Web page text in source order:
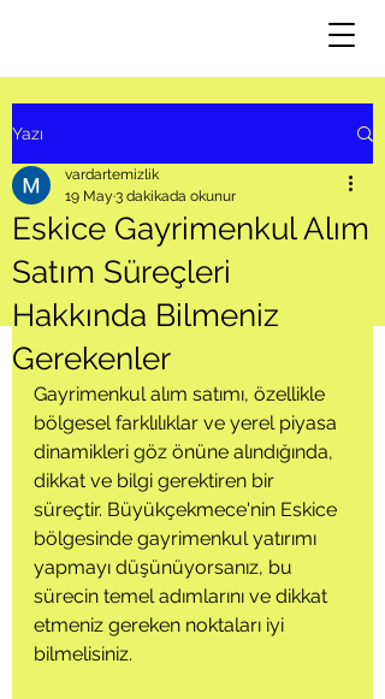
Yazı
Eskice Gayrimenkul Alım
Satım Süreçleri
Hakkında Bilmeniz
Gerekenler
vardartemizlik
19 May 3 dakikada okunur
Gayrimenkul alım satımı, özellikle
bölgesel farklılıklar ve yerel piyasa
dinamikleri göz önüne alındığında,
dikkat ve bilgi gerektiren bir
süreçtir. Büyükçekmece'nin Eskice
bölgesinde gayrimenkul yatırımı
yapmayı düşünüyorsanız, bu
sürecin temel adımlarını ve dikkat
etmeniz gereken noktaları iyi
bilmelisiniz.